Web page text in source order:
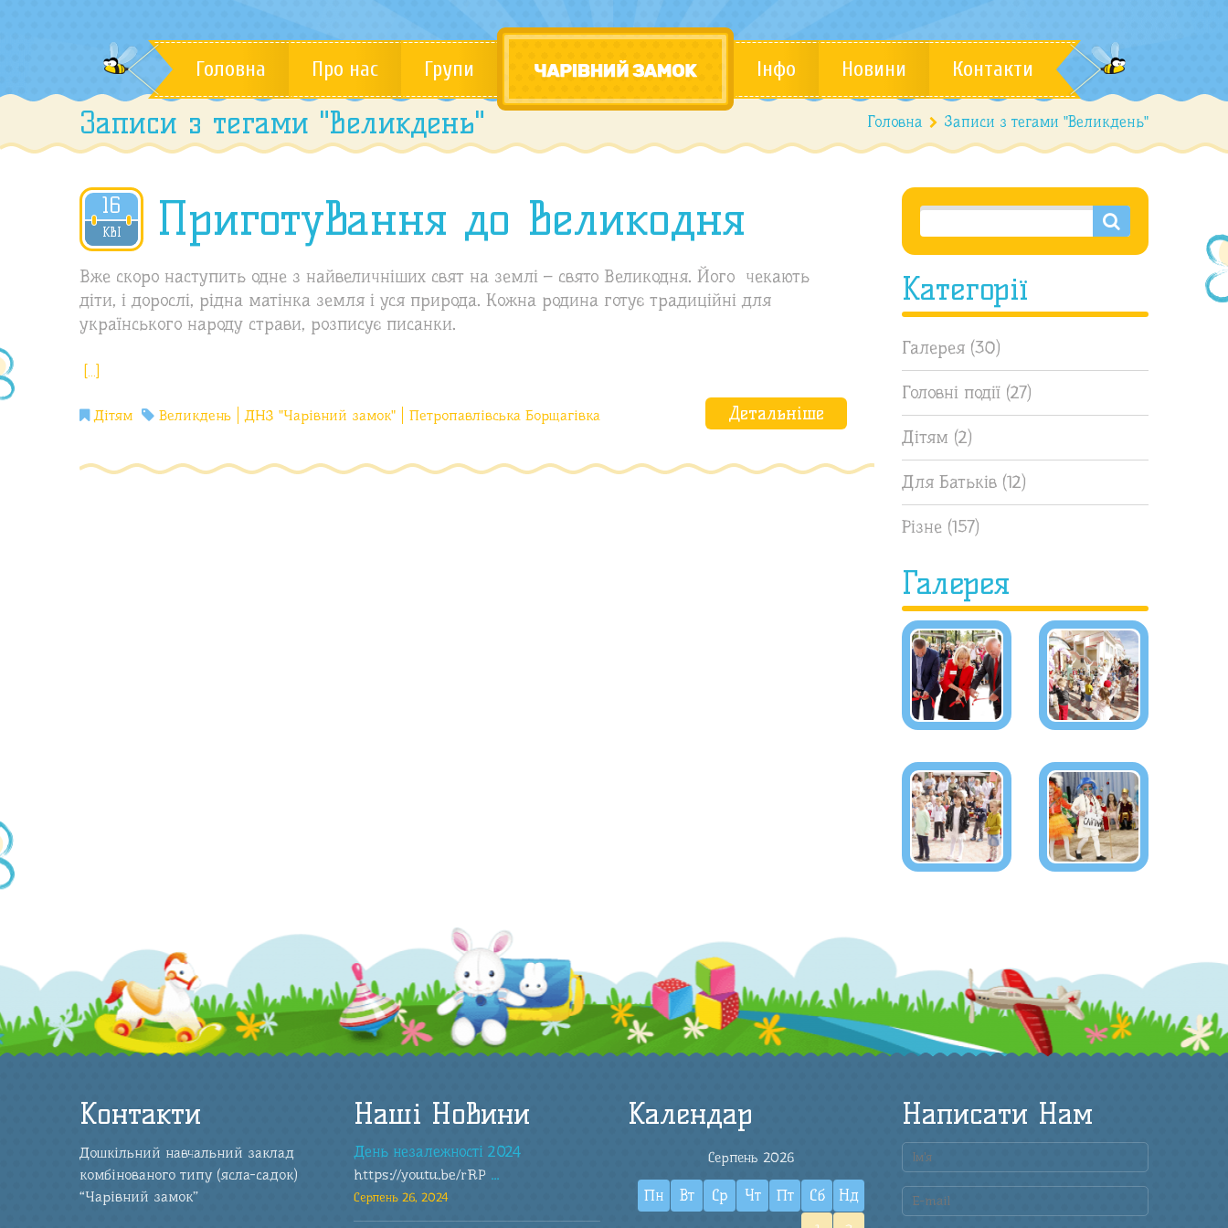
Головна Про нас Групи Інфо Новини Контакти
Записи з тегами "Великдень" Головна Записи з тегами "Великдень"
Категорії
Галерея (30)
Головні події (27)
Дітям (2)
Для Батьків (12)
Різне (157)
Галерея
16
КВІ
2020 Приготування до Великодня
Вже скоро наступить одне з найвеличніших свят на землі – свято Великодня. Його чекають
діти, і дорослі, рідна матінка земля і уся природа. Кожна родина готує традиційні для
українського народу страви, розписує писанки.
[…]
Дітям Великдень ДНЗ "Чарівний замок" Петропавлівська Борщагівка Детальніше
Контакти
Дошкільний навчальний заклад
комбінованого типу (ясла-садок)
“Чарівний замок”
Наші Новини
День незалежності 2024
https://youtu.be/rRP ...
Серпень 26, 2024
Календар
Серпень 2026
Пн Вт Ср Чт Пт Сб
Нд
Написати Нам